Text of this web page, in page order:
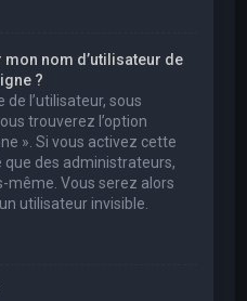
nom d’utilisateur de
?
de l’utilisateur, sous
trouverez l’option
». Si vous activez cette
que des administrateurs,
même. Vous serez alors
utilisateur invisible.